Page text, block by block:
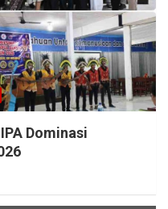
Dominasi